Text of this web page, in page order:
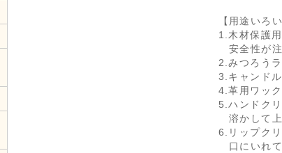
【用途いろい
1.木材保護
安全性が注
2.みつろう
3.キャンド
4.革用ワッ
5.ハンドク
溶かして上
6.リップク
口にいれて